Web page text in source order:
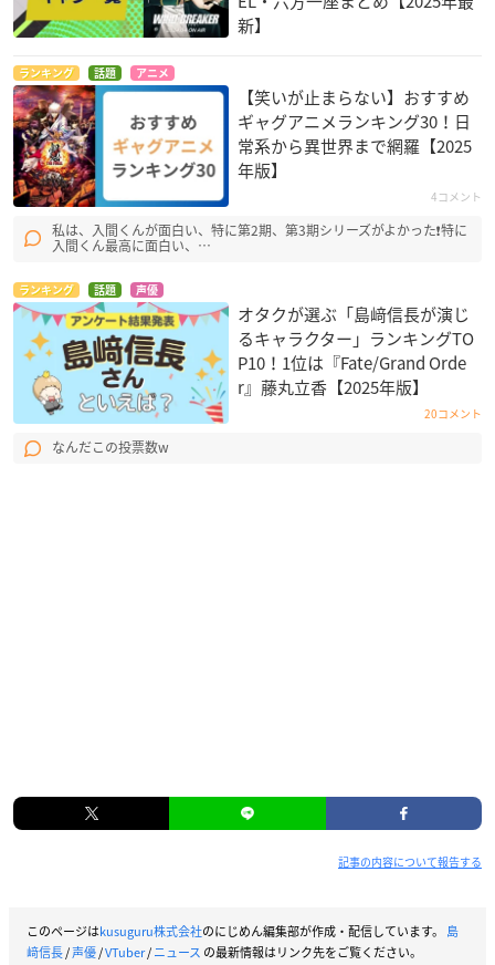
新】
ランキング 話題 アニメ
【笑いが止まらない】おすすめ
ギャグアニメランキング30！日
常系から異世界まで網羅【2025
年版】
4コメント
私は、入間くんが面白い、特に第2期、第3期シリーズがよかった❗特に
入間くん最高に面白い、…
ランキング 話題 声優
オタクが選ぶ「島﨑信長が演じ
るキャラクター」ランキングTO
P10！1位は『Fate/Grand Orde
r』藤丸立香【2025年版】
20コメント
なんだこの投票数w
記事の内容について報告する
このページはkusuguru株式会社のにじめん編集部が作成・配信しています。 島
﨑信長/声優/VTuber/ニュース の最新情報はリンク先をご覧ください。